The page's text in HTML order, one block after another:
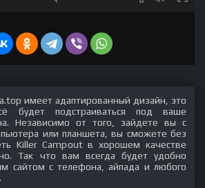
имеет адаптированный дизайн, это
будет подстраиваться под ваше
Независимо от того, зайдете вы с
или планшета, вы сможете без
Killer Campout в хорошем качестве
Так что вам всегда будет удобно
сайтом с телефона, айпада и любого